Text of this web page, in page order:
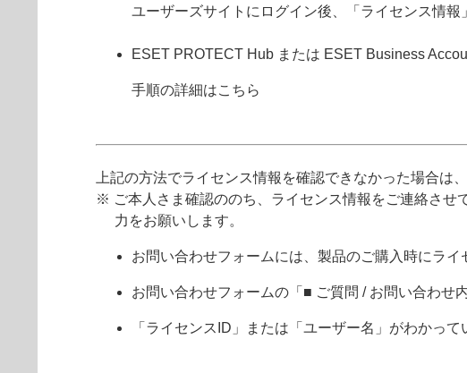
ユーザーズサイトにログイン後、「ライセンス情報
ESET PROTECT Hub または ESET Business
手順の詳細はこちら
上記の方法でライセンス情報を確認できなかった場合は
※ ご本人さま確認ののち、ライセンス情報をご連絡させ
力をお願いします。
お問い合わせフォームには、製品のご購入時にラ
お問い合わせフォームの「■ ご質問 / お問い合わせ
「ライセンスID」または「ユーザー名」がわかっ